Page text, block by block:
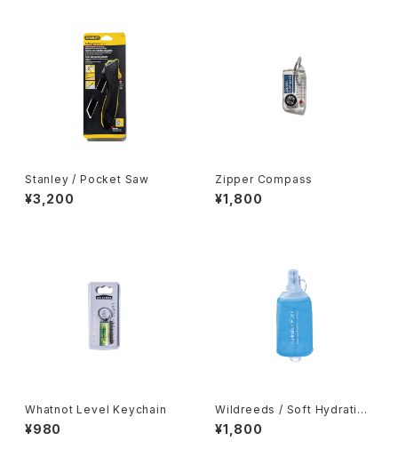
Stanley / Pocket Saw
¥3,200
Zipper Compass
¥1,800
Whatnot Level Keychain
¥980
Wildreeds / Soft Hydration
Flask 250ml
¥1,800